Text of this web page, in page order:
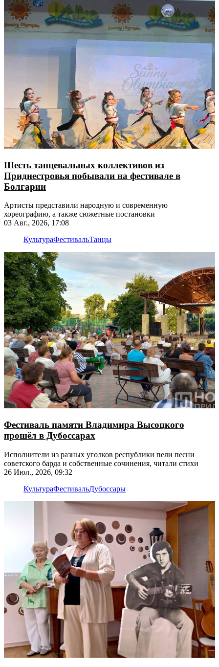
Шесть танцевальных коллективов из
Приднестровья побывали на фестивале в
Болгарии
Артисты представили народную и современную
хореографию, а также сюжетные постановки
03 Авг., 2026, 17:08
КультураФестивальТанцы
Фестиваль памяти Владимира Высоцкого
прошёл в Дубоссарах
Исполнители из разных уголков республики пели песни
советского барда и собственные сочинения, читали стихи
26 Июл., 2026, 09:32
КультураФестивальДубоссары